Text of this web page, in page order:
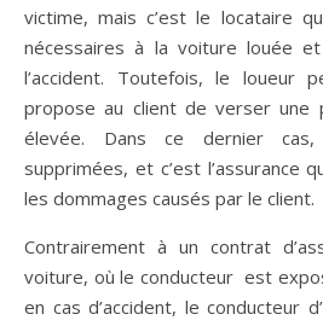
victime, mais c’est le locataire
nécessaires à la voiture louée
l’accident. Toutefois, le loueur
propose au client de verser une
élevée. Dans ce dernier
supprimées, et c’est l’assurance
les dommages causés par le client.
Contrairement à un contrat
voiture, où le conducteur est
en cas d’accident, le conducteur